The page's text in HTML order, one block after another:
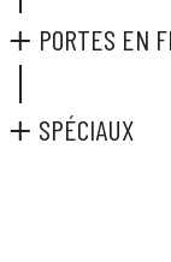
PORTES EN
SPÉCIAUX